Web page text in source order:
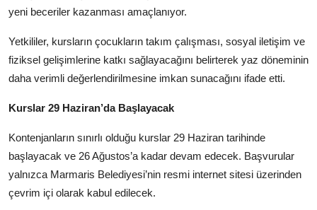
yeni beceriler kazanması amaçlanıyor.
Yetkililer, kursların çocukların takım çalışması, sosyal iletişim ve
fiziksel gelişimlerine katkı sağlayacağını belirterek yaz döneminin
daha verimli değerlendirilmesine imkan sunacağını ifade etti.
Kurslar 29 Haziran’da Başlayacak
Kontenjanların sınırlı olduğu kurslar 29 Haziran tarihinde
başlayacak ve 26 Ağustos’a kadar devam edecek. Başvurular
yalnızca Marmaris Belediyesi’nin resmi internet sitesi üzerinden
çevrim içi olarak kabul edilecek.